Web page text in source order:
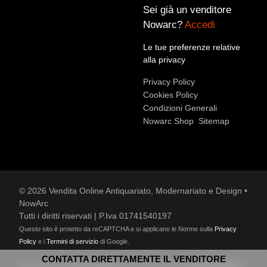
CONTATTA DIRETTAMENTE IL VENDITORE
Accetto le condizioni sullaprivacy policy
Voglio rimanere aggiornato sulle ultime novità.
Sei già un venditore
Nowarc? Accedi
Le tue preferenze relative
alla privacy
Privacy Policy
Cookies Policy
Condizioni Generali
Nowarc Shop Sitemap
© 2026 Vendita Online Antiquariato, Modernariato e Design •
NowArc
Tutti i diritti riservati | P.Iva 01741540197
Questo sito è protetto da reCAPTCHA e si applicano le Norme sulla Privacy
Policy e i Termini di servizio di Google.